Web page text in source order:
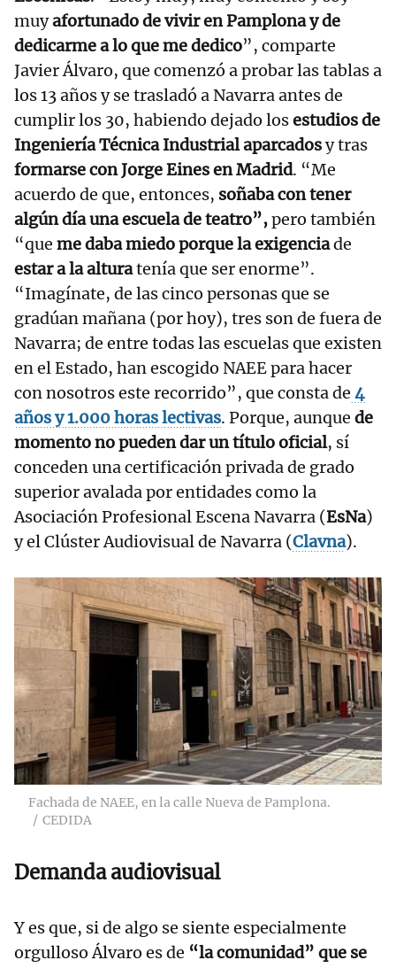
muyafortunado de vivir en Pamplona y de
dedicarme a lo que me dedico”, comparte
Javier Álvaro, que comenzó a probar las tablas a
los 13 años y se trasladó a Navarra antes de
cumplir los 30, habiendo dejado losestudios de
Ingeniería Técnica Industrial aparcadosy tras
formarse con Jorge Eines en Madrid. “Me
acuerdo de que, entonces, soñaba con tener
algún día una escuela de teatro”,pero también
“que me daba miedo porque la exigenciade
estar a la alturatenía que ser enorme”.
“Imagínate, de las cinco personas que se
gradúan mañana (por hoy), tres son de fuera de
Navarra; de entre todas las escuelas que existen
en el Estado, han escogido NAEE para hacer
con nosotros este recorrido”, que consta de 4
años y 1.000 horas lectivas. Porque, aunque de
momento no pueden dar un título oficial, sí
conceden una certificación privada de grado
superior avalada por entidades como la
Asociación Profesional Escena Navarra (EsNa)
y el Clúster Audiovisual de Navarra (Clavna).
Fachada de NAEE, en la calle Nueva de Pamplona.
CEDIDA
Demanda audiovisual
Y es que, si de algo se siente especialmente
orgulloso Álvaro es de “la comunidad” que se